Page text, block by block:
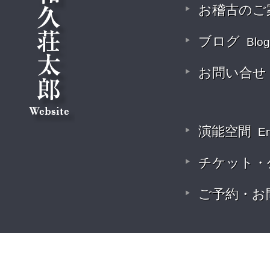
お稽古の
ブログ Blog
お問い合せ
演能空間
チケット
ご予約・